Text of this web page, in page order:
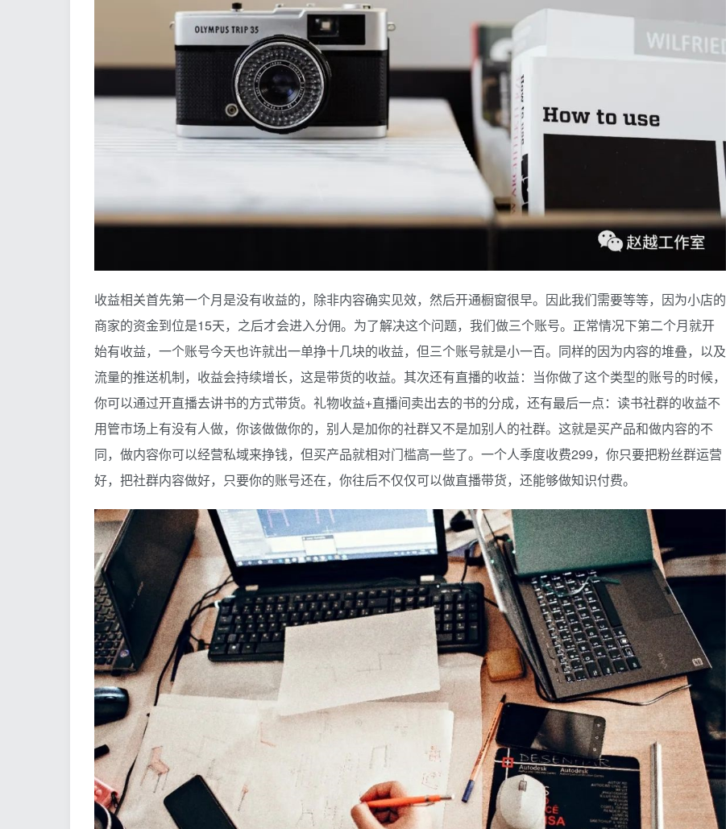
收益相关首先第一个月是没有收益的，除非内容确实见效，然后开通橱窗很早。因此我们需要等等，因为小店的
商家的资金到位是15天，之后才会进入分佣。为了解决这个问题，我们做三个账号。正常情况下第二个月就开
始有收益，一个账号今天也许就出一单挣十几块的收益，但三个账号就是小一百。同样的因为内容的堆叠，以及
流量的推送机制，收益会持续增长，这是带货的收益。其次还有直播的收益：当你做了这个类型的账号的时候，
你可以通过开直播去讲书的方式带货。礼物收益+直播间卖出去的书的分成，还有最后一点：读书社群的收益不
用管市场上有没有人做，你该做做你的，别人是加你的社群又不是加别人的社群。这就是买产品和做内容的不
同，做内容你可以经营私域来挣钱，但买产品就相对门槛高一些了。一个人季度收费299，你只要把粉丝群运营
好，把社群内容做好，只要你的账号还在，你往后不仅仅可以做直播带货，还能够做知识付费。